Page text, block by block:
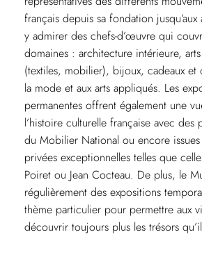
français depuis sa fondation
y admirer des chefs-d’œuvre qui
domaines : architecture intérieure,
(textiles, mobilier), bijoux, cadeaux et
la mode et aux arts appliqués. Les
permanentes offrent également une
l’histoire culturelle française avec des
du Mobilier National ou encore
privées exceptionnelles telles que
Poiret ou Jean Cocteau. De plus, le
régulièrement des expositions
thème particulier pour permettre aux
découvrir toujours plus les trésors